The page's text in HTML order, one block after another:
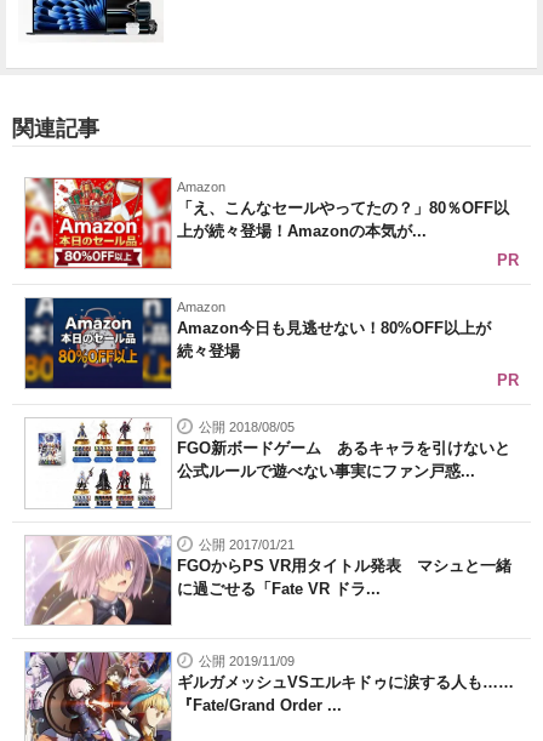
関連記事
Amazon
「え、こんなセールやってたの？」80％OFF以
上が続々登場！Amazonの本気が...
PR
Amazon
Amazon今日も見逃せない！80%OFF以上が
続々登場
PR
公開 2018/08/05
FGO新ボードゲーム あるキャラを引けないと
公式ルールで遊べない事実にファン戸惑...
公開 2017/01/21
FGOからPS VR用タイトル発表 マシュと一緒
に過ごせる「Fate VR ドラ...
公開 2019/11/09
ギルガメッシュVSエルキドゥに涙する人も……
『Fate/Grand Order ...